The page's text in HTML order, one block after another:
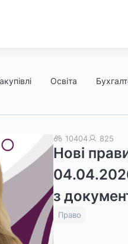
Освіта
Нові
з
10404 825
Право